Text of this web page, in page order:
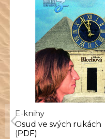
E-knihy
Osud ve svých rukách
(PDF)